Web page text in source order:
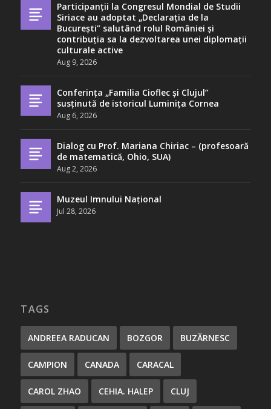
Participanții la Congresul Mondial de Studii
Siriace au adoptat „Declarația de la
București” salutând rolul României și
contribuția sa la dezvoltarea unei diplomații
culturale active
Aug 9, 2026
Conferința „Familia Cioflec și Clujul”
susținută de istoricul Luminița Cornea
Aug 6, 2026
Dialog cu Prof. Mariana Chiriac – (profesoară
de matematică, Ohio, SUA)
Aug 2, 2026
Muzeul Imnului Național
Jul 28, 2026
TAGS
ANDREEA RADUCAN BOZGOR BUZĂRNESC
CAMPION CANADA CARACAL
CAROL ZHAO CEHIA. HALEP CLUJ